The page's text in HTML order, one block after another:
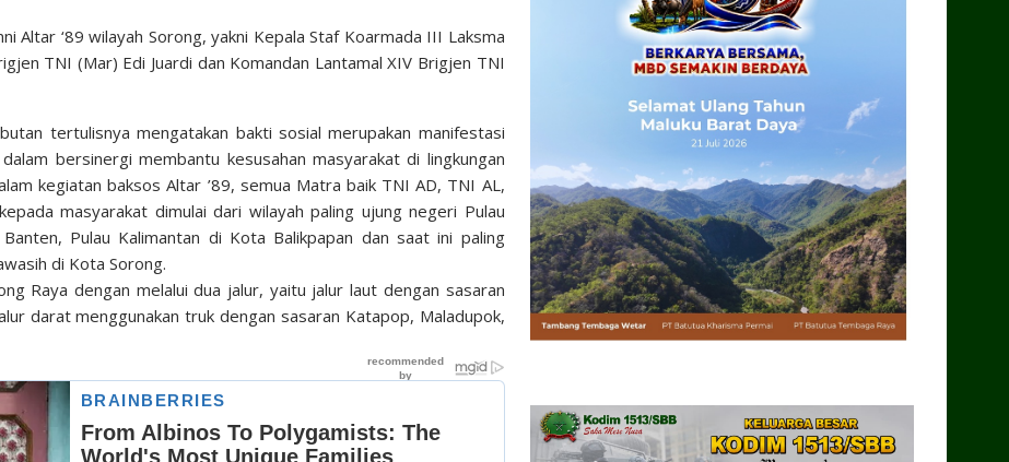
Altar ‘89 wilayah Sorong, yakni Kepala Staf Koarmada III Laksma
TNI (Mar) Edi Juardi dan Komandan Lantamal XIV Brigjen TNI
tertulisnya mengatakan bakti sosial merupakan manifestasi
bersinergi membantu kesusahan masyarakat di lingkungan
kegiatan baksos Altar ’89, semua Matra baik TNI AD, TNI AL,
masyarakat dimulai dari wilayah paling ujung negeri Pulau
Pulau Kalimantan di Kota Balikpapan dan saat ini paling
di Kota Sorong.
Raya dengan melalui dua jalur, yaitu jalur laut dengan sasaran
darat menggunakan truk dengan sasaran Katapop, Maladupok,